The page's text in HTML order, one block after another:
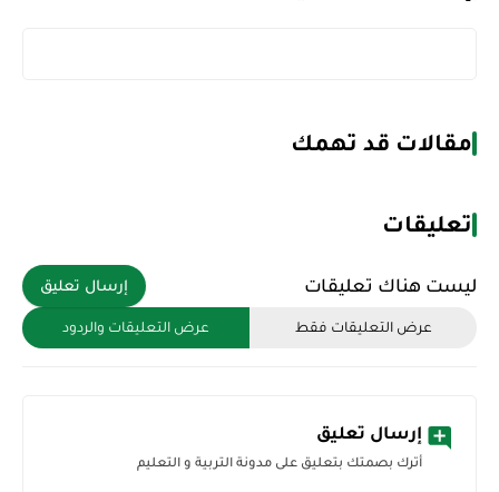
مقالات قد تهمك
تعليقات
ليست هناك تعليقات إرسال تعليق
عرض التعليقات فقط عرض التعليقات والردود
إرسال تعليق
أترك بصمتك بتعليق على مدونة التربية و التعليم